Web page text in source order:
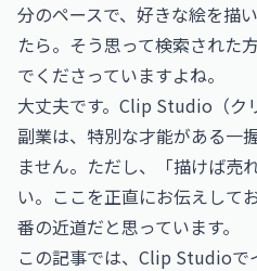
分のペースで、好きな絵を描
たら。そう思って検索された
でくださっていますよね。
大丈夫です。Clip Studio（ク
副業は、特別な才能がある一
ません。ただし、「描けば売
い。ここを正直にお伝えして
番の近道だと思っています。
この記事では、Clip Studioで